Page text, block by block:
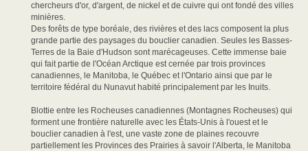
chercheurs d'or, d'argent, de nickel et de cuivre qui ont fondé des villes
minières.
Des forêts de type boréale, des rivières et des lacs composent la plus
grande partie des paysages du bouclier canadien. Seules les Basses-
Terres de la Baie d'Hudson sont marécageuses. Cette immense baie
qui fait partie de l'Océan Arctique est cernée par trois provinces
canadiennes, le Manitoba, le Québec et l'Ontario ainsi que par le
territoire fédéral du Nunavut habité principalement par les Inuits.
Blottie entre les Rocheuses canadiennes (Montagnes Rocheuses) qui
forment une frontière naturelle avec les États-Unis à l'ouest et le
bouclier canadien à l'est, une vaste zone de plaines recouvre
partiellement les Provinces des Prairies à savoir l'Alberta, le Manitoba